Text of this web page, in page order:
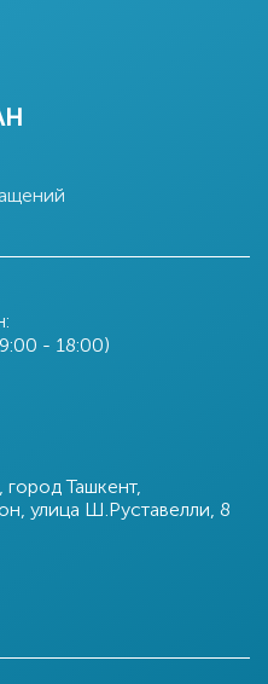
- 18:00)
Ташкент,
улица Ш.Руставелли, 8